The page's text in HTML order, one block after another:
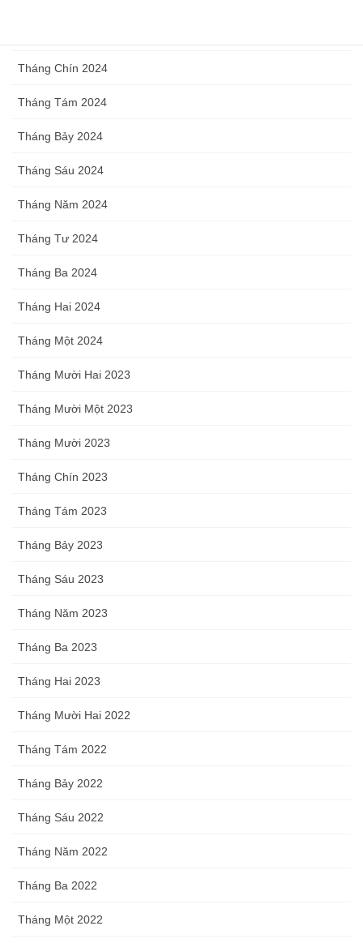
Tháng Chín 2024
Tháng Tám 2024
Tháng Bảy 2024
Tháng Sáu 2024
Tháng Năm 2024
Tháng Tư 2024
Tháng Ba 2024
Tháng Hai 2024
Tháng Một 2024
Tháng Mười Hai 2023
Tháng Mười Một 2023
Tháng Mười 2023
Tháng Chín 2023
Tháng Tám 2023
Tháng Bảy 2023
Tháng Sáu 2023
Tháng Năm 2023
Tháng Ba 2023
Tháng Hai 2023
Tháng Mười Hai 2022
Tháng Tám 2022
Tháng Bảy 2022
Tháng Sáu 2022
Tháng Năm 2022
Tháng Ba 2022
Tháng Một 2022